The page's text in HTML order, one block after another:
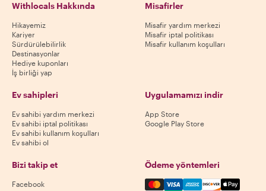
Withlocals Hakkında
Hikayemiz
Kariyer
Sürdürülebilirlik
Destinasyonlar
Hediye kuponları
İş birliği yap
Misafirler
Misafir yardım merkezi
Misafir iptal politikası
Misafir kullanım koşulları
Ev sahipleri
Ev sahibi yardım merkezi
Ev sahibi iptal politikası
Ev sahibi kullanım koşulları
Ev sahibi ol
Uygulamamızı indir
App Store
Google Play Store
Bizi takip et
Facebook
Ödeme yöntemleri
Mastercard, Visa, Amex,